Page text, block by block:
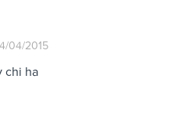
04/2015
chi ha